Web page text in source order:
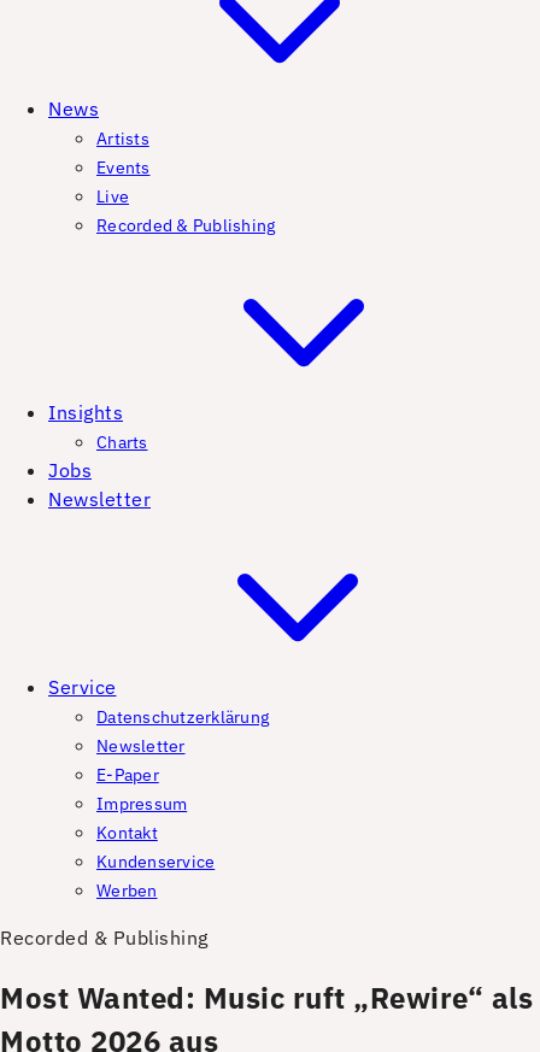
News
Artists
Events
Live
Recorded & Publishing
Insights
Charts
Jobs
Newsletter
Service
Datenschutzerklärung
Newsletter
E-Paper
Impressum
Kontakt
Kundenservice
Werben
Recorded & Publishing
Most Wanted: Music ruft „Rewire“ als
Motto 2026 aus